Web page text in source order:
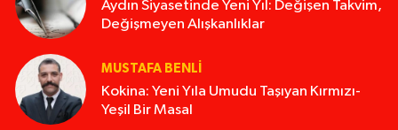
Aydın Siyasetinde Yeni Yıl: Değişen Takvim,
Değişmeyen Alışkanlıklar
MUSTAFA BENLI
Kokina: Yeni Yıla Umudu Taşıyan Kırmızı-
Yeşil Bir Masal